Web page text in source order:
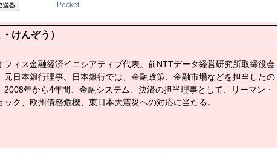
Pocket
けんぞう）
フィス金融経済イニシアティブ代表。前NTTデータ経営研究所取締役会
元日本銀行理事。日本銀行では、金融政策、金融市場などを担当したの
2008年から4年間、金融システム、決済の担当理事として、リーマン・
ック、欧州債務危機、東日本大震災への対応に当たる。